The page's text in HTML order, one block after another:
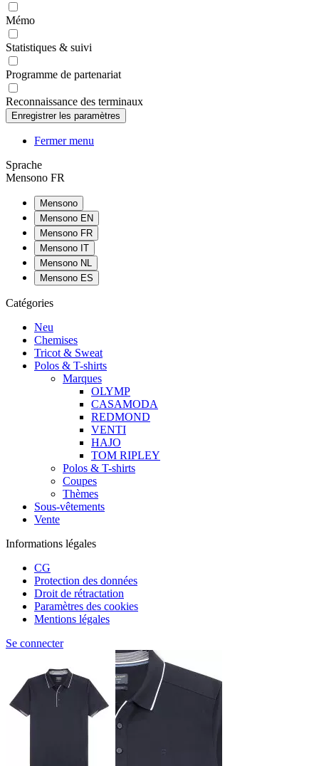
Mémo
Statistiques & suivi
Programme de partenariat
Reconnaissance des terminaux
Fermer menu
Sprache
Mensono FR
Mensono
Mensono EN
Mensono FR
Mensono IT
Mensono NL
Mensono ES
Catégories
Neu
Chemises
Tricot & Sweat
Polos & T-shirts
Marques
OLYMP
CASAMODA
REDMOND
VENTI
HAJO
TOM RIPLEY
Polos & T-shirts
Coupes
Thèmes
Sous-vêtements
Vente
Informations légales
CG
Protection des données
Droit de rétractation
Paramètres des cookies
Mentions légales
Se connecter